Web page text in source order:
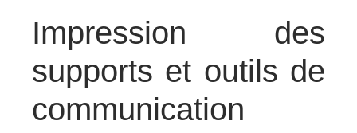
Impression des
supports et outils de
communication